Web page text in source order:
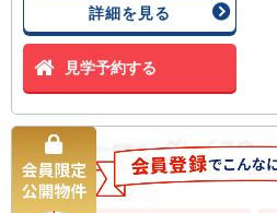
詳細を見る
見学予約する
新築一戸建て
グレイスウッ
丁目 新築一戸建て